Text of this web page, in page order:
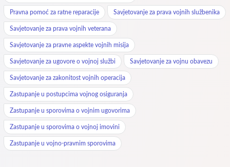
Pravna pomoć za ratne reparacije Savjetovanje za prava vojnih službenika
Savjetovanje za prava vojnih veterana
Savjetovanje za pravne aspekte vojnih misija
Savjetovanje za ugovore o vojnoj službi Savjetovanje za vojnu obavezu
Savjetovanje za zakonitost vojnih operacija
Zastupanje u postupcima vojnog osiguranja
Zastupanje u sporovima o vojnim ugovorima
Zastupanje u sporovima o vojnoj imovini
Zastupanje u vojno-pravnim sporovima